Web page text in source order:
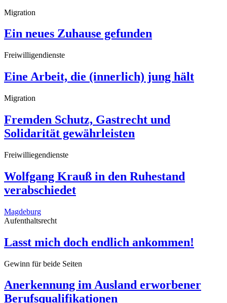
Migration
Ein neues Zuhause gefunden
Freiwilligendienste
Eine Arbeit, die (innerlich) jung hält
Migration
Fremden Schutz, Gastrecht und
Solidarität gewährleisten
Freiwilliegendienste
Wolfgang Krauß in den Ruhestand
verabschiedet
Magdeburg
Aufenthaltsrecht
Lasst mich doch endlich ankommen!
Gewinn für beide Seiten
Anerkennung im Ausland erworbener
Berufsqualifikationen